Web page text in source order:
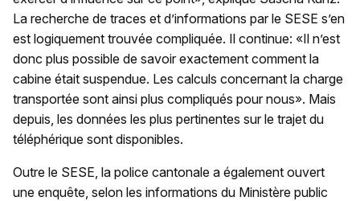
La recherche de traces et d’informations par le SESE s’en
est logiquement trouvée compliquée. Il continue: «Il n’est
donc plus possible de savoir exactement comment la
cabine était suspendue. Les calculs concernant la charge
transportée sont ainsi plus compliqués pour nous». Mais
depuis, les données les plus pertinentes sur le trajet du
téléphérique sont disponibles.
Outre le SESE, la police cantonale a également ouvert
une enquête, selon les informations du Ministère public